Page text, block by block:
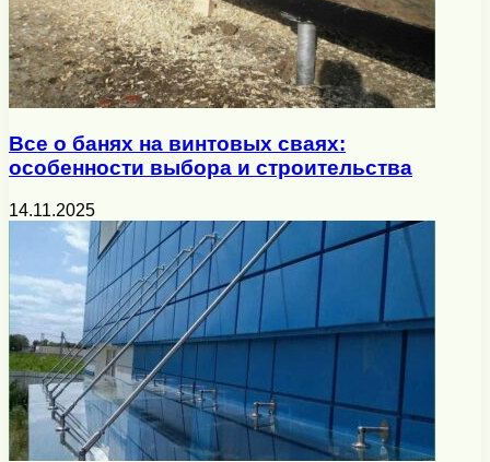
Все о банях на винтовых сваях:
особенности выбора и строительства
14.11.2025